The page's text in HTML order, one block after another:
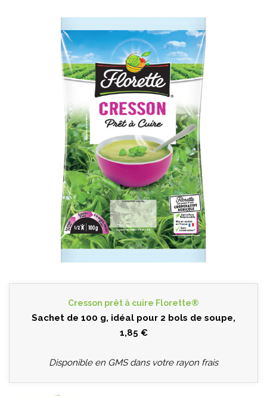
Cresson prêt à cuire Florette®
Sachet de 100 g, idéal pour 2 bols de soupe,
1,85 €
Disponible en GMS dans votre rayon frais